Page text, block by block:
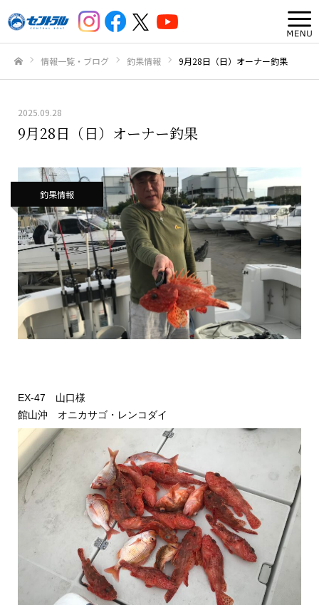
情報一覧・ブログ 釣果情報 9月28日（日）オーナー釣果
2025.09.28
9月28日（日）オーナー釣果
釣果情報
EX-47 山口様
館山沖 オニカサゴ・レンコダイ